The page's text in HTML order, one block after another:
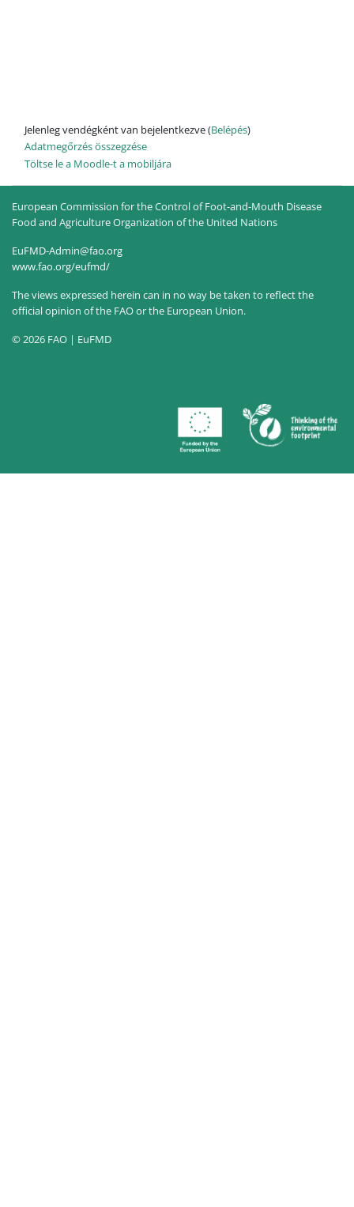
Jelenleg vendégként van bejelentkezve (Belépés)
Adatmegőrzés összegzése
Töltse le a Moodle-t a mobiljára
European Commission for the Control of Foot-and-Mouth Disease
Food and Agriculture Organization of the United Nations
EuFMD-Admin@fao.org
www.fao.org/eufmd/
The views expressed herein can in no way be taken to reflect the
official opinion of the FAO or the European Union.
© 2026 FAO | EuFMD